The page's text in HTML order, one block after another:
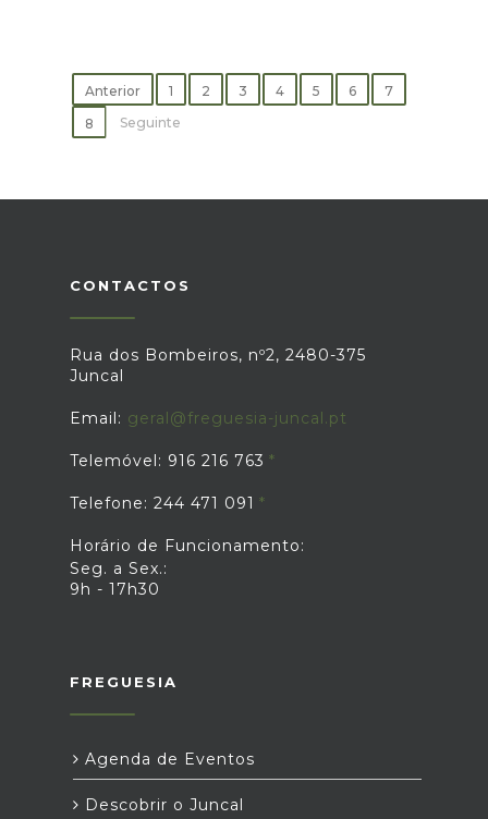
Anterior 1 2 3 4 5 6
7
8
Seguinte
CONTACTOS
Rua dos Bombeiros, nº2, 2480-375
Juncal
Email: geral@freguesia-juncal.pt
Telemóvel: 916 216 763
Telefone: 244 471 091
Horário de Funcionamento:
Seg. a Sex.:
9h - 17h30
FREGUESIA
Agenda de Eventos
Descobrir o Juncal